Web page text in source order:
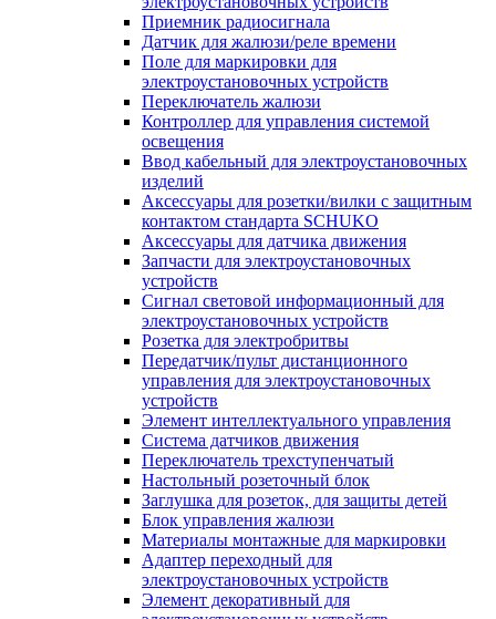
Приемник радиосигнала
Датчик для жалюзи/реле времени
Поле для маркировки для
электроустановочных устройств
Переключатель жалюзи
Контроллер для управления системой
освещения
Ввод кабельный для электроустановочных
изделий
Аксессуары для розетки/вилки с защитным
контактом стандарта SCHUKO
Аксессуары для датчика движения
Запчасти для электроустановочных
устройств
Сигнал световой информационный для
электроустановочных устройств
Розетка для электробритвы
Передатчик/пульт дистанционного
управления для электроустановочных
устройств
Элемент интеллектуального управления
Система датчиков движения
Переключатель трехступенчатый
Настольный розеточный блок
Заглушка для розеток, для защиты детей
Блок управления жалюзи
Материалы монтажные для маркировки
Адаптер переходный для
электроустановочных устройств
Элемент декоративный для